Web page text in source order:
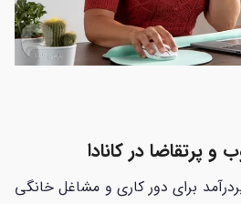
پردرآمد برای دور کاری و مشاغل خانگی